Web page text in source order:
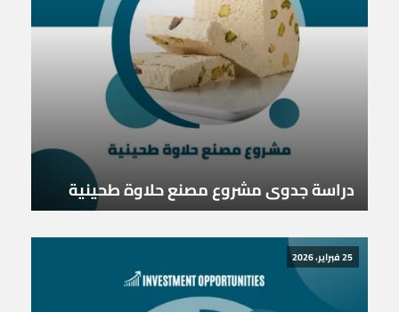
دراسة جدوى مشروع مصنع حلاوة طحينية
25 فبراير، 2026